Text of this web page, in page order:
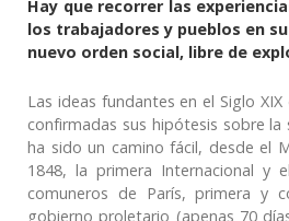
Hay que recorrer las
los trabajadores y pueblos en
nuevo orden social, libre de
Las ideas fundantes en el Siglo
confirmadas sus hipótesis sobre
ha sido un camino fácil, desde el
1848, la primera Internacional y
comuneros de París, primera y
gobierno proletario (apenas 70